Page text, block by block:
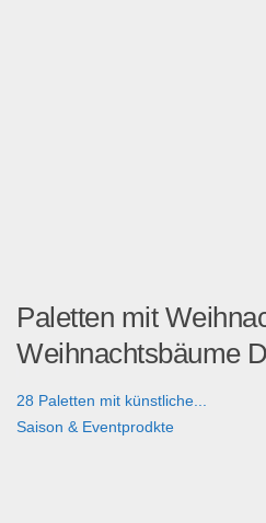
Paletten mit
Weihnachtsbäume
28 Paletten mit künstliche...
Saison & Eventprodkte